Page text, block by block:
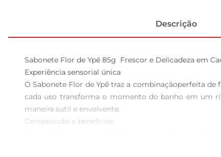
Descrição
Sabonete Flor de Ypê 85g  Frescor e Delicadeza em
Experiência sensorial única
O Sabonete Flor de Ypê traz a combinaçãoperfeita
cada uso transforma o momento do banho em um
maneira sutil e envolvente.
Composição e benefícios
garante uma limpeza eficaz, mantendo a hidratação